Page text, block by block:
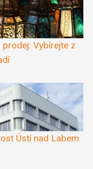
prodej: Vybírejte z
Ústí nad Labem